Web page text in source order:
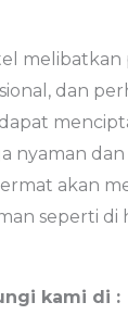
melibatkan
dan
nyaman
akan
seperti
kami di :